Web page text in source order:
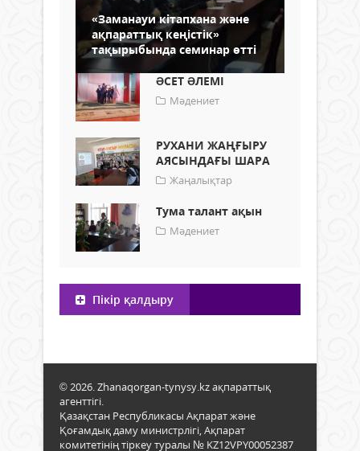
«Заманауи кітапхана және
ақпараттық кеңістік»
тақырыбында семинар өтті
ƏСЕТ ƏЛЕМІ
Мәдениет
РУХАНИ ЖАҢҒЫРУ
АЯСЫНДАҒЫ ШАРА
Жаңалықтар
Тума талант ақын
Мәдениет
Пікір қалдыру
© 2026. Zhanaqorgan-tynysy.kz ақпараттық
агенттігі.
Қазақстан Республикасы Ақпарат және
Қоғамдық даму министрлігі, Ақпарат
комитетінің тіркеу туралы № KZ12VPY00052387